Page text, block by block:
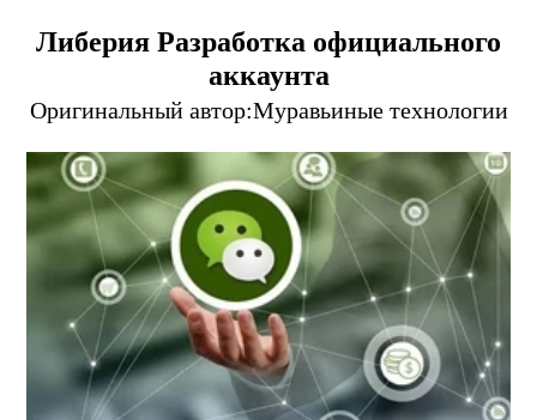
Либерия Разработка официального
аккаунта
Оригинальный автор:Муравьиные технологии